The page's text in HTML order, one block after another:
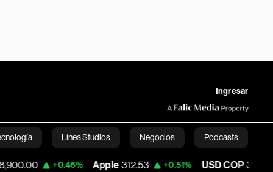
Ingresar
Línea Studios Negocios Podcasts
English
+0.46% Apple 312.53 +0.51% USD COP 3,159.39